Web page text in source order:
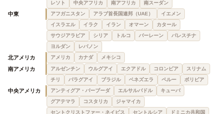
レソト
中央アフリカ 南アフリカ 南スーダン
中東 アフガニスタン アラブ首長国連邦（UAE）
イエメン
イスラエル
イラク イラン オマーン
カタール
サウジアラビア
シリア トルコ バーレーン
パレスチナ
ヨルダン
レバノン
北アメリカ アメリカ カナダ メキシコ
南アメリカ アルゼンチン ウルグアイ エクアドル コロンビア
スリナム
チリ
パラグアイ ブラジル ベネズエラ ペルー ボリビア
中央アメリカ アンティグア・バーブーダ エルサルバドル
キューバ
グアテマラ
コスタリカ
ジャマイカ
セントクリストファー・ネイビス
セントルシア
ドミニカ共和国